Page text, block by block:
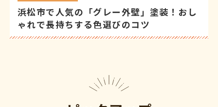
浜松市で人気の「グレー外壁」塗装！おし
ゃれで長持ちする色選びのコツ